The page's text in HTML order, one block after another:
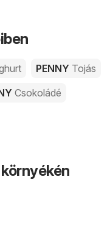
PENNY Tojás
Csokoládé